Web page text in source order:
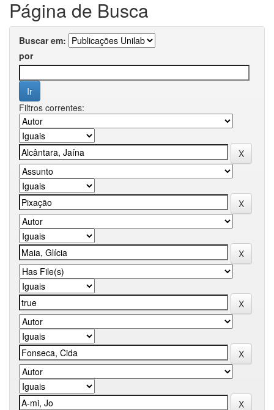
Página de Busca
Buscar em:
por
Filtros correntes: